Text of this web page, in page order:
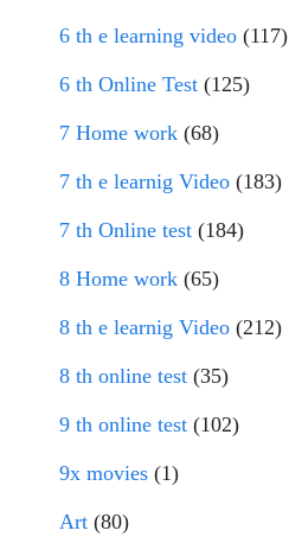
6 th e learning video (117)
6 th Online Test (125)
7 Home work (68)
7 th e learnig Video (183)
7 th Online test (184)
8 Home work (65)
8 th e learnig Video (212)
8 th online test (35)
9 th online test (102)
9x movies (1)
Art (80)